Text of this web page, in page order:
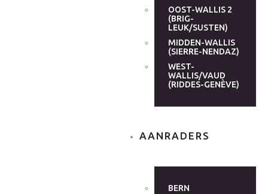
OOST-WALLIS 2
(BRIG-
LEUK/SUSTEN)
MIDDEN-WALLIS
(SIERRE-NENDAZ)
WEST-
WALLIS/VAUD
(RIDDES-GENÈVE)
AANRADERS
BERN